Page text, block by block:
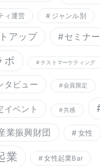
ィ運営 ジャンル別
アップ セミナー
ボ テストマーケティング
タビュー 会員限定
イベント 共感
業振興財団 女性
業 女性起業Bar